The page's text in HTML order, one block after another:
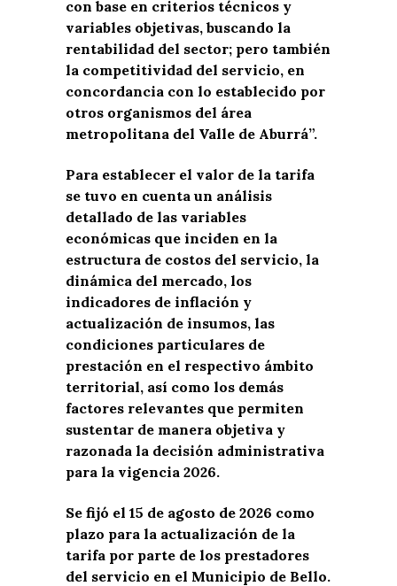
con base en criterios técnicos y
variables objetivas, buscando la
rentabilidad del sector; pero también
la competitividad del servicio, en
concordancia con lo establecido por
otros organismos del área
metropolitana del Valle de Aburrá”.
Para establecer el valor de la tarifa
se tuvo en cuenta un análisis
detallado de las variables
económicas que inciden en la
estructura de costos del servicio, la
dinámica del mercado, los
indicadores de inflación y
actualización de insumos, las
condiciones particulares de
prestación en el respectivo ámbito
territorial, así como los demás
factores relevantes que permiten
sustentar de manera objetiva y
razonada la decisión administrativa
para la vigencia 2026.
Se fijó el 15 de agosto de 2026 como
plazo para la actualización de la
tarifa por parte de los prestadores
del servicio en el Municipio de Bello.